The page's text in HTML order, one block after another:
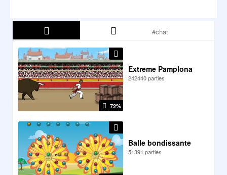
72%
Extreme Pamplona
242440 parties
Balle bondissante
51391 parties